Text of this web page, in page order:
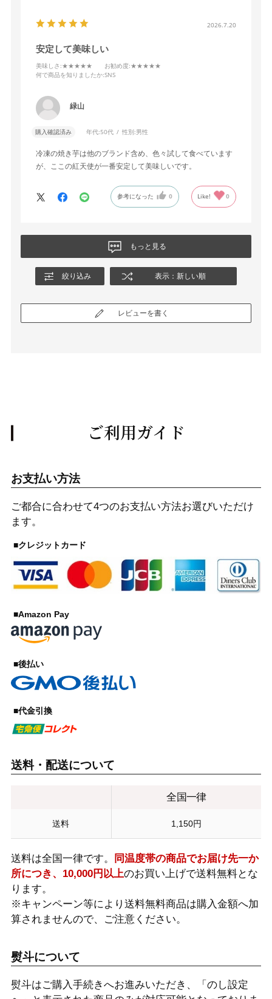
2026.7.20
安定して美味しい
美味しさ :★★★★★ お勧め度:★★★★★
何で商品を知りましたか:SNS
緑山
購入確認済み 年代:50代 性別:男性
冷凍の焼き芋は他のブランド含め、色々試して食べています
が、ここの紅天使が一番安定して美味しいです。
参考になった 0 Like! 0
もっと見る
絞り込み 表示：新しい順
レビューを書く
ご利用ガイド
お支払い方法
ご都合に合わせて4つのお支払い方法お選びいただけ
ます。
■クレジットカード
■Amazon Pay
■後払い
■代金引換
送料・配送について
全国一律
送料 1,150円
送料は全国一律です。
同温度帯の商品でお届け先一か
所につき、10,000円以上のお買い上げで送料無料とな
ります。
※キャンペーン等により送料無料商品は購入金額へ加
算されませんので、ご注意ください。
熨斗について
熨斗はご購入手続きへお進みいただき、「のし設定